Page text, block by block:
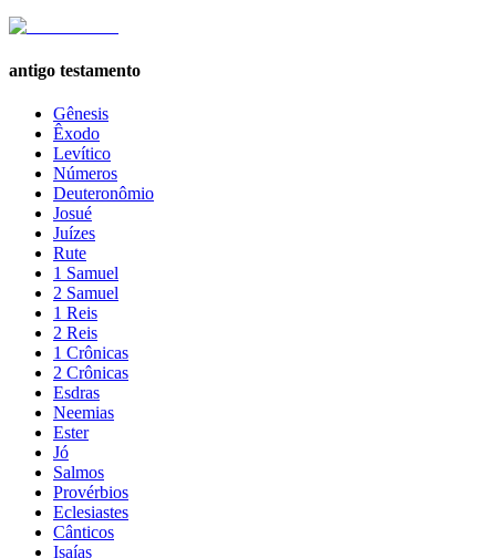
antigo testamento
Gênesis
Êxodo
Levítico
Números
Deuteronômio
Josué
Juízes
Rute
1 Samuel
2 Samuel
1 Reis
2 Reis
1 Crônicas
2 Crônicas
Esdras
Neemias
Ester
Jó
Salmos
Provérbios
Eclesiastes
Cânticos
Isaías